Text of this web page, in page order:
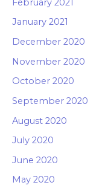
February 2021
January 2021
December 2020
November 2020
October 2020
September 2020
August 2020
July 2020
June 2020
May 2020